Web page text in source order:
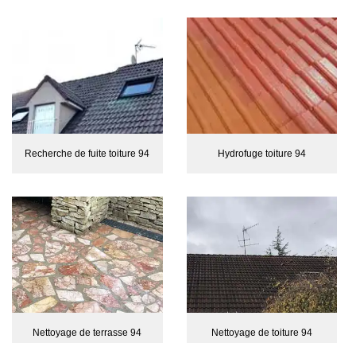
Recherche de fuite toiture 94 Hydrofuge toiture 94
Nettoyage de terrasse 94 Nettoyage de toiture 94